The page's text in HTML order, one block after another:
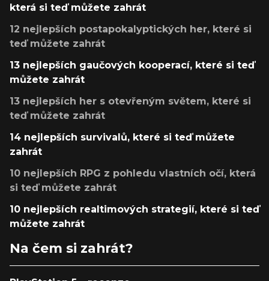
která si teď můžete zahrát
12 nejlepších postapokalyptických her, které si
teď můžete zahrát
13 nejlepších gaučových kooperací, které si teď
můžete zahrát
13 nejlepších her s otevřeným světem, které si
teď můžete zahrát
14 nejlepších survivalů, které si teď můžete
zahrát
10 nejlepších RPG z pohledu vlastních očí, která
si teď můžete zahrát
10 nejlepších realtimových strategií, které si teď
můžete zahrát
Na čem si zahrát?